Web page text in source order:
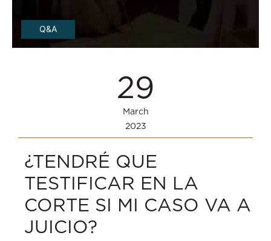
Q&A
29
March
2023
¿TENDRÉ QUE
TESTIFICAR EN LA
CORTE SI MI CASO VA A
JUICIO?